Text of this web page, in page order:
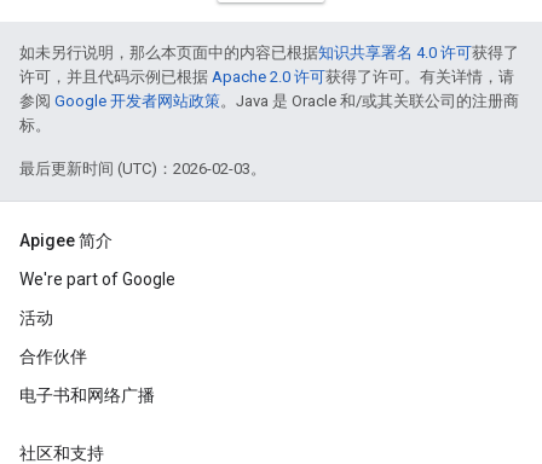
如未另行说明，那么本页面中的内容已根据知识共享署名 4.0 许可获得了
许可，并且代码示例已根据 Apache 2.0 许可获得了许可。有关详情，请
参阅 Google 开发者网站政策。Java 是 Oracle 和/或其关联公司的注册商
标。
最后更新时间 (UTC)：2026-02-03。
Apigee 简介
We're part of Google
活动
合作伙伴
电子书和网络广播
社区和支持